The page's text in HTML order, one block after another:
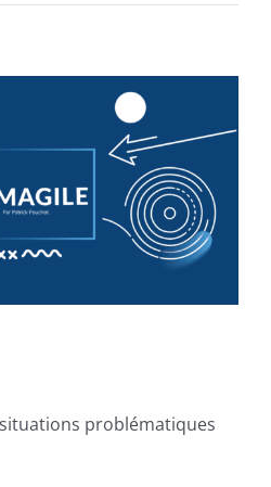
4-
problématiques